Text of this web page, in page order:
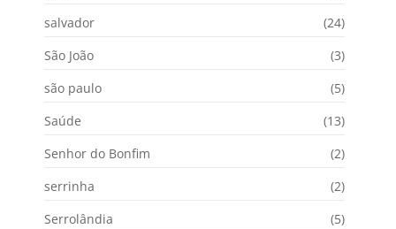
salvador
(24)
São João
(3)
são paulo
(5)
Saúde
(13)
Senhor do Bonfim
(2)
serrinha
(2)
Serrolândia
(5)